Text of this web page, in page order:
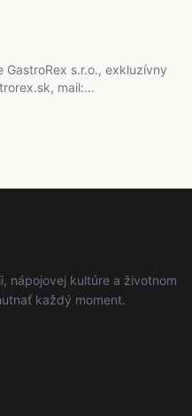
s.r.o., exkluzívny
mail:…
nápojovej kultúre a životnom
každý moment.